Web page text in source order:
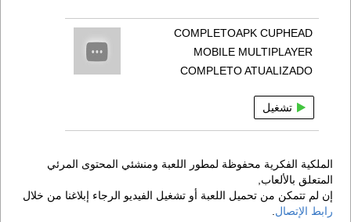
COMPLETOAPK CUPHEAD
MOBILE MULTIPLAYER
COMPLETO ATUALIZADO
تشغيل
الملكية الفكرية محفوظة لمطور اللعبة ومنشئي المحتوى المرئي
المتعلق بالألعاب,
إن لم تتمكن من تحميل اللعبة أو تشغيل الفيديو الرجاء إبلاغنا من خلال
رابط الإتصال